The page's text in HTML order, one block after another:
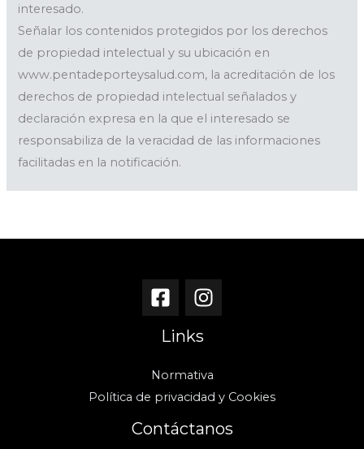
interesado.
Señalar los contenidos protegidos por los derechos
de propiedad intelectual y su ubicación en
www.pentadeporteysalud.com, la acreditación de los
derechos de propiedad intelectual señalados y
declaración expresa en la que el interesado se
responsabiliza de la veracidad de las informaciones
facilitadas en la notificación.
Links
Normativa
Política de privacidad y Cookies
Contáctanos